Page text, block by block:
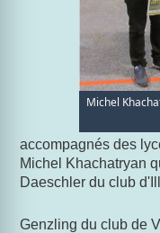
Michel
accompagnés des
Michel Khachatryan
Daeschler du club
Genzling du club de